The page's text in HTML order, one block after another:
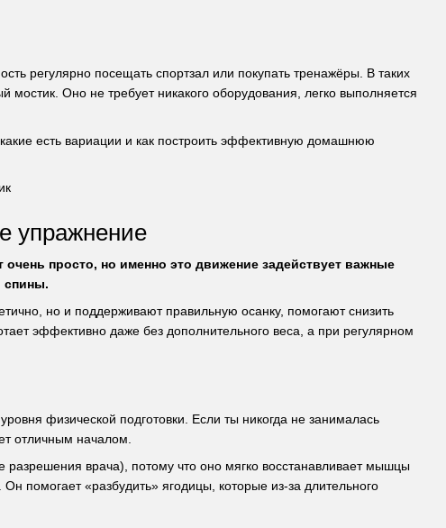
регулярно посещать спортзал или покупать тренажёры. В таких
Оно не требует никакого оборудования, легко выполняется
есть вариации и как построить эффективную домашнюю
упражнение
просто, но именно это движение задействует важные
спины.
но и поддерживают правильную осанку, помогают снизить
эффективно даже без дополнительного веса, а при регулярном
физической подготовки. Если ты никогда не занималась
отличным началом.
врача), потому что оно мягко восстанавливает мышцы
помогает «разбудить» ягодицы, которые из-за длительного